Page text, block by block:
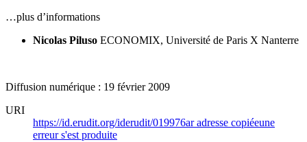
…plus d’informations
Nicolas Piluso ECONOMIX, Université de Paris X Nanterre
Diffusion numérique : 19 février 2009
URI
https://id.erudit.org/iderudit/019976aradresse copiéeune
erreur s'est produite